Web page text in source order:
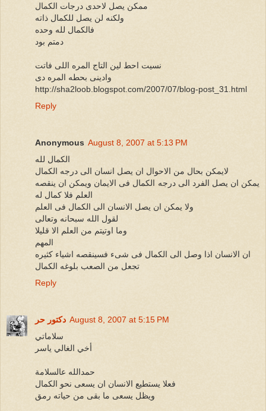
ممكن يصل لاحدى درجات الكمال
ولكنه لن يصل للكمال ذاته
فالكمال لله وحده
دمتم بود
نسيت احط لين التاج المره اللى فاتت
وادينى بحطه المره دى
http://sha2loob.blogspot.com/2007/07/blog-post_31.html
Reply
Anonymous August 8, 2007 at 5:13 PM
الكمال لله
لايمكن بحال من الاحوال ان يصل انسان الى درجه الكمال
يمكن ان يصل الفرد الى درجه الكمال فى الايمان ويمكن ان ينقصه
العلم فلا كمال له
ولا يمكن ان يصل الانسان الى الكمال فى العلم
لقول الله سبحانه وتعالى
وما اوتيتم من العلم الا قليلا
المهم
ان الانسان اذا وصل الى الكمال فى شىء فسينقصه اشياء كثيره
تجعل من الصعب بلوغه الكمال
Reply
دكتور حر August 8, 2007 at 5:15 PM
سلاماتي
أخي الغالي ياسر
حمدالله عالسلامة
فعلا يستطيع الانسان ان يسعى نحو الكمال
ويظل يسعى ما بقى من حياته رمق